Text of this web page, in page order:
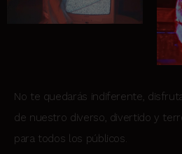
No te quedarás indiferente,
de nuestro diverso, divertido y
para todos los públicos.